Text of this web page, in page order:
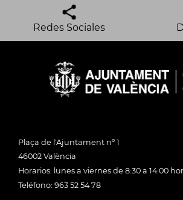
Redes Sociales
Plaça de l'Ajuntament nº 1
46002 València
Horarios: lunes a viernes de 8:30 a 14:00
Teléfono: 963 52 54 78